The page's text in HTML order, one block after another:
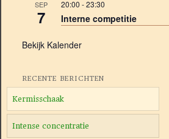
SEP
7
20:00 -23:30
Interne competitie
Bekijk Kalender
RECENTE BERICHTEN
Kermisschaak
Intense concentratie